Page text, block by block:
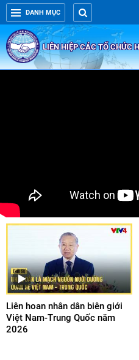
DANH MỤC
LIÊN HIỆP CÁC TỔ CHỨC
Liên hoan nhân dân biên giới
Việt Nam-Trung Quốc năm
2026